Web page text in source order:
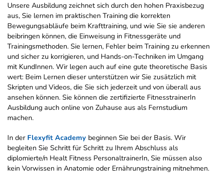
Unsere Ausbildung zeichnet sich durch den hohen Praxisbezug
aus, Sie lernen im praktischen Training die korrekten
Bewegungsabläufe beim Krafttraining, und wie Sie sie anderen
beibringen können, die Einweisung in Fitnessgeräte und
Trainingsmethoden. Sie lernen, Fehler beim Training zu erkennen
und sicher zu korrigieren, und Hands-on-Techniken im Umgang
mit KundInnen. Wir legen auch auf eine gute theoretische Basis
wert: Beim Lernen dieser unterstützen wir Sie zusätzlich mit
Skripten und Videos, die Sie sich jederzeit und von überall aus
ansehen können. Sie können die zertifizierte FitnesstrainerIn
Ausbildung auch online von Zuhause aus als Fernstudium
machen.
In der Flexyfit Academy beginnen Sie bei der Basis. Wir
begleiten Sie Schritt für Schritt zu Ihrem Abschluss als
diplomierte/n Healt Fitness PersonaltrainerIn, Sie müssen also
kein Vorwissen in Anatomie oder Ernährungstraining mitnehmen.